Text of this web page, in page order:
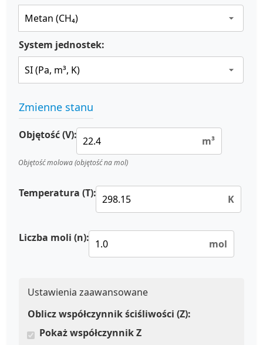
System jednostek:
Zmienne stanu
Objętość (V): m³
Objętość molowa (objętość na mol)
Temperatura (T): K
Liczba moli (n): mol
Ustawienia zaawansowane
Oblicz współczynnik ściśliwości (Z):
Pokaż współczynnik Z